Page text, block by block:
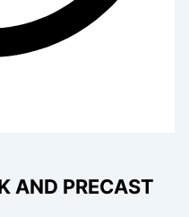
AND PRECAST